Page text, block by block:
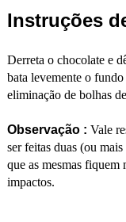
Instruções
Derreta o chocolate e
bata levemente o
eliminação de bolhas
Observação : Vale
ser feitas duas (ou
que as mesmas fiquem
impactos.